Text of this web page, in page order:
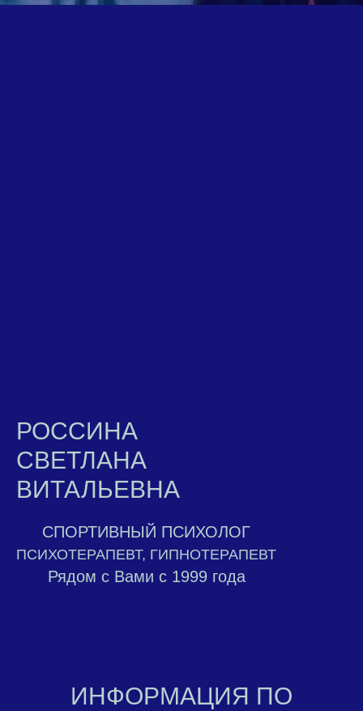
РОССИНА
СВЕТЛАНА
ВИТАЛЬЕВНА
СПОРТИВНЫЙ ПСИХОЛОГ
ПСИХОТЕРАПЕВТ, ГИПНОТЕРАПЕВТ
Рядом с Вами с 1999 года
ИНФОРМАЦИЯ ПО